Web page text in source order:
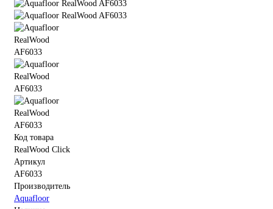
Код товара
RealWood Click
Артикул
AF6033
Производитель
Aquafloor